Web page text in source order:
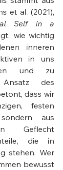
et al. (2021),
Self in a
wie wichtig
inneren
in uns
und zu
des
dass wir
festen
aus
Geflecht
die in
stehen. Wer
bewusst